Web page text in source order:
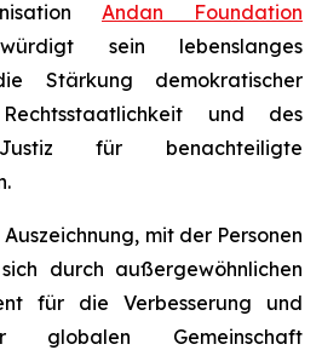
Andan Foundation
sein lebenslanges
Stärkung demokratischer
und des
für benachteiligte
mit der Personen
durch außergewöhnlichen
für die Verbesserung und
globalen Gemeinschaft